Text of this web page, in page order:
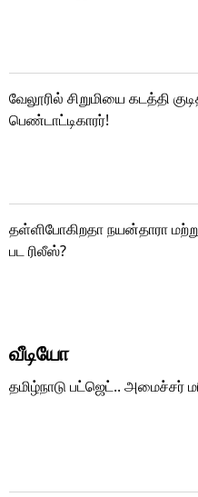
வேலூரில் சிறுமியை கடத்தி
பெண்டாட்டிகாரர்!
தள்ளிபோகிறதா நயன்தாரா
பட ரிலீஸ்?
வீடியோ
தமிழ்நாடு பட்ஜெட்.. அமைச்சர்